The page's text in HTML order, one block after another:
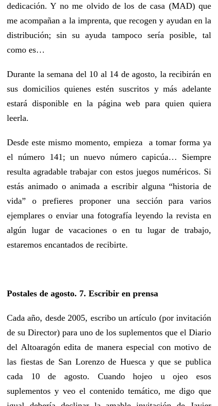
dedicación. Y no me olvido de los de casa (MAD) que
me acompañan a la imprenta, que recogen y ayudan en la
distribución; sin su ayuda tampoco sería posible, tal
como es…
Durante la semana del 10 al 14 de agosto, la recibirán en
sus domicilios quienes estén suscritos y más adelante
estará disponible en la página web para quien quiera
leerla.
Desde este mismo momento, empieza a tomar forma ya
el número 141; un nuevo número capicúa… Siempre
resulta agradable trabajar con estos juegos numéricos. Si
estás animado o animada a escribir alguna “historia de
vida” o prefieres proponer una sección para varios
ejemplares o enviar una fotografía leyendo la revista en
algún lugar de vacaciones o en tu lugar de trabajo,
estaremos encantados de recibirte.
Postales de agosto. 7. Escribir en prensa
Cada año, desde 2005, escribo un artículo (por invitación
de su Director) para uno de los suplementos que el Diario
del Altoaragón edita de manera especial con motivo de
las fiestas de San Lorenzo de Huesca y que se publica
cada 10 de agosto. Cuando hojeo u ojeo esos
suplementos y veo el contenido temático, me digo que